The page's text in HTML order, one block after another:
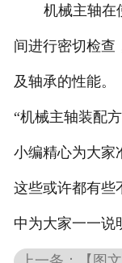
机械主轴在
间进行密切检查
及轴承的性能。
“机械主轴装配
小编精心为大家
这些或许都有些
中为大家一一说